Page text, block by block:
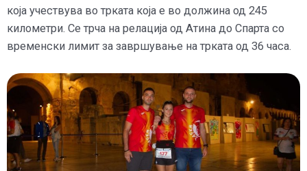
која учествува во трката која е во должина од 245
километри. Се трча на релација од Атина до Спарта со
временски лимит за завршување на трката од 36 часа.